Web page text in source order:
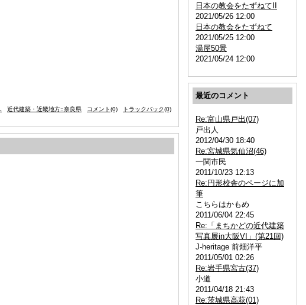
日本の教会をたずねてII
2021/05/26 12:00
日本の教会をたずねて
2021/05/25 12:00
湯屋50景
2021/05/24 12:00
最近のコメント
Re:富山県戸出(07)
戸出人
2012/04/30 18:40
Re:宮城県気仙沼(46)
一関市民
2011/10/23 12:13
Re:円形校舎のページに加
筆
こちらはかもめ
2011/06/04 22:45
Re:「まちかどの近代建築
写真展in大阪VI」(第21回)
J-heritage 前畑洋平
2011/05/01 02:26
Re:岩手県宮古(37)
小道
2011/04/18 21:43
Re:茨城県高萩(01)
近代建築・近畿地方::奈良県 コメント(0) トラックバック(0)